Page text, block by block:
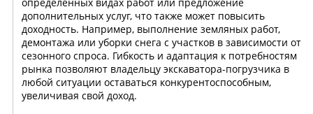
дополнительных услуг, что также может повысить
доходность. Например, выполнение земляных работ,
демонтажа или уборки снега с участков в зависимости от
сезонного спроса. Гибкость и адаптация к потребностям
рынка позволяют владельцу экскаватора-погрузчика в
любой ситуации оставаться конкурентоспособным,
увеличивая свой доход.